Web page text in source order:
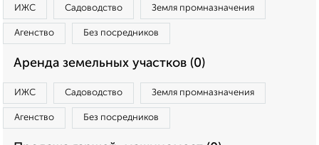
ИЖС Садоводство Земля промназначения
Агенство Без посредников
Аренда земельных участков (0)
ИЖС Садоводство Земля промназначения
Агенство Без посредников